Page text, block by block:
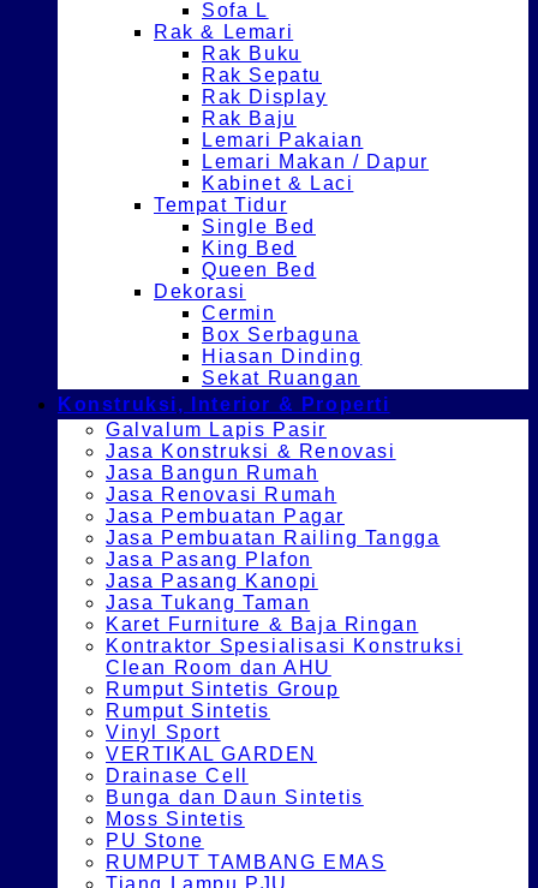
Sofa L
Rak & Lemari
Rak Buku
Rak Sepatu
Rak Display
Rak Baju
Lemari Pakaian
Lemari Makan / Dapur
Kabinet & Laci
Tempat Tidur
Single Bed
King Bed
Queen Bed
Dekorasi
Cermin
Box Serbaguna
Hiasan Dinding
Sekat Ruangan
Konstruksi, Interior & Properti
Galvalum Lapis Pasir
Jasa Konstruksi & Renovasi
Jasa Bangun Rumah
Jasa Renovasi Rumah
Jasa Pembuatan Pagar
Jasa Pembuatan Railing Tangga
Jasa Pasang Plafon
Jasa Pasang Kanopi
Jasa Tukang Taman
Karet Furniture & Baja Ringan
Kontraktor Spesialisasi Konstruksi
Clean Room dan AHU
Rumput Sintetis Group
Rumput Sintetis
Vinyl Sport
VERTIKAL GARDEN
Drainase Cell
Bunga dan Daun Sintetis
Moss Sintetis
PU Stone
RUMPUT TAMBANG EMAS
Tiang Lampu PJU